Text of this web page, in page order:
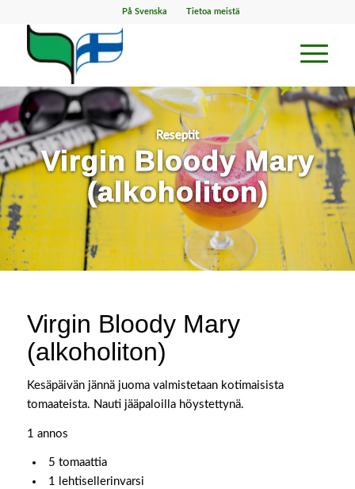
På Svenska Tietoa meistä
Reseptit
Virgin Bloody Mary
(alkoholiton)
Virgin Bloody Mary
(alkoholiton)
Kesäpäivän jännä juoma valmistetaan kotimaisista
tomaateista. Nauti jääpaloilla höystettynä.
1 annos
5 tomaattia
1 lehtisellerinvarsi